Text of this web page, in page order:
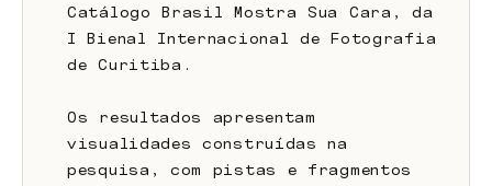
Catálogo Brasil Mostra Sua Cara, da
I Bienal Internacional de Fotografia
de Curitiba.
Os resultados apresentam
visualidades construídas na
pesquisa, com pistas e fragmentos